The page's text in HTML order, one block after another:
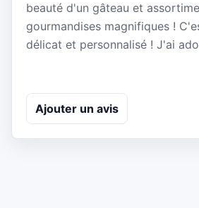
beauté d'un gâteau et
gourmandises magnifiques !
délicat et personnalisé ! J'ai
Ajouter un avis